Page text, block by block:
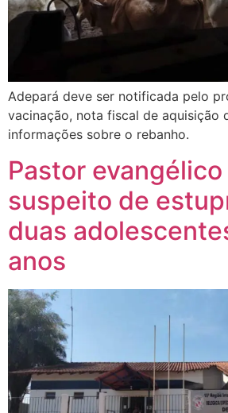
Adepará deve ser notificada pelo
vacinação, nota fiscal de aquisição
informações sobre o rebanho.
Pastor
suspeito de
duas
anos